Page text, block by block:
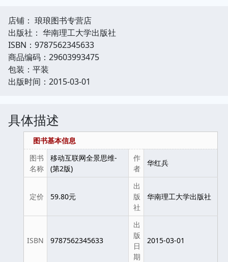
店铺： 琅琅图书专营店
出版社： 华南理工大学出版社
ISBN：9787562345633
商品编码：29603993475
包装：平装
出版时间：2015-03-01
具体描述
图书基本信息
图书
名称
移动互联网全景思维-
(第2版)
作
者
华红兵
定价 59.80元
出
版
社
华南理工大学出版社
ISBN 9787562345633
出
版
日
期
2015-03-01